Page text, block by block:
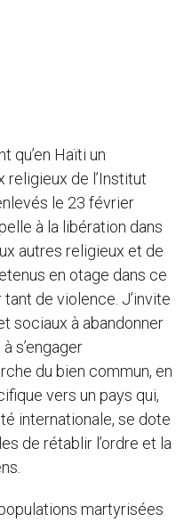
qu’en Haïti un
de l’Institut
le 23 février
à la libération dans
autres religieux et de
en otage dans ce
de violence. J’invite
sociaux à abandonner
s’engager
du bien commun, en
vers un pays qui,
internationale, se dote
de rétablir l’ordre et la
martyrisées